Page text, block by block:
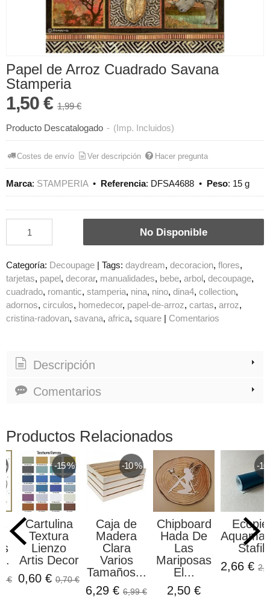
Papel de Arroz Cuadrado Savana
Stamperia
1,50 € 1,99 €
Producto Descatalogado - (Imp. Incluidos)
Costes de envío Ver descripción Hacer pregunta
Marca: STAMPERIA• Referencia: DFSA4688 • Peso: 15 g
No Disponible
Categoría: Decoupage Tags: daydream decoracion flores
tarjetas papel decorar manualidades bebe arbol
decoupage
cuadrado romantic stamperia nina nino dina4 collection
adornos circulos homedecor papel-de-arroz cartas arroz
cristina-radovan savana africa square Comentarios
Descripción
Comentarios
Productos Relacionados
€
-15 %
Cartulina
Textura
Lienzo
Artis Decor
0,60 € 0,70 €
-10 %
Caja de
Madera
Clara
Varios
Tamaños...
6,29 € 6,99 €
Chipboard
Hada De
Las
Mariposas
El...
2,50 €
-10
Ecopiel
Stafil
2,66 €